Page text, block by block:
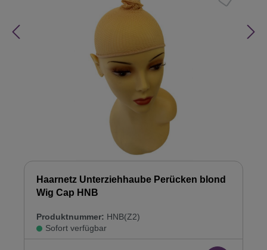
Haarnetz Unterziehhaube Perücken blond
Wig Cap HNB
Produktnummer: HNB(Z2)
Sofort verfügbar